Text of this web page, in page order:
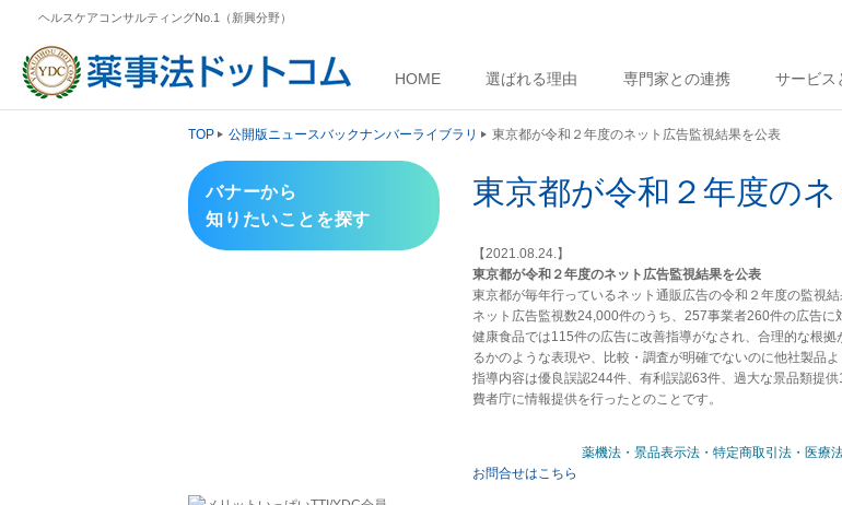
ヘルスケアコンサルティングNo.1（新興分野）
HOME 選ばれる理由 専門家との連携 サービス
TOP 公開版ニュースバックナンバーライブラリ 東京都が令和２年度のネット広告監視結果を公表
東京都が令和２年度の
【2021.08.24.】
東京都が令和２年度のネット広告監視結果を公表
東京都が毎年行っているネット通販広告の令和２年度の監視結
ネット広告監視数24,000件のうち、257事業者260件の広告に
健康食品では115件の広告に改善指導がなされ、合理的な根
るかのような表現や、比較・調査が明確でないのに他社製品
指導内容は優良誤認244件、有利誤認63件、過大な景品類提
費者庁に情報提供を行ったとのことです。
薬機法・景品表示法・特定商取引法・医療
お問合せはこちら
バナーから
知りたいことを探す